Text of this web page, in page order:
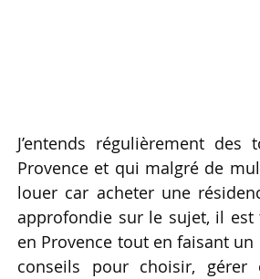
J’entends régulièrement
Provence et qui malgré de
louer car acheter une
approfondie sur le sujet, il
en Provence tout en faisant
conseils pour choisir, gérer